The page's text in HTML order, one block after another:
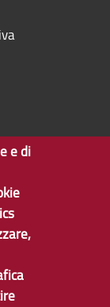
| CF:
e Accessibilità
e di